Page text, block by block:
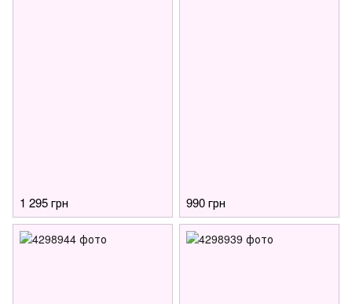
1 295 грн 990 грн